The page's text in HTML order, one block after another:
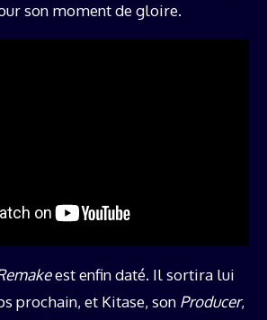
son moment de gloire.
est enfin daté. Il sortira lui
prochain, et Kitase, son Producer,